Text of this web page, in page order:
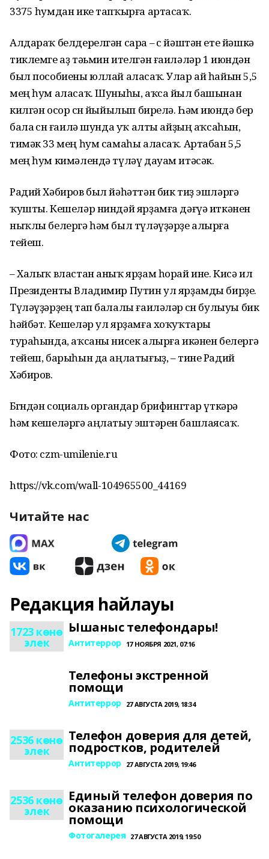
3375 һумдан ике тапҡырға артасаҡ.
Алдараҡ белдерелгән сара – өс йәштән ете йәшкә
тиклемге аҙ тәьмин ителгән ғаиләләр 1 июндән
был пособиены юллай аласаҡ. Улар ай һайын 5,5
мең һум аласаҡ. Шуныһы, аҡса йыл башынан
килгән осор өсөн йыйылып бирелә. Һәм июндә бер
бала өсөн ғаилә шунда уҡ алты айҙың аҡсаһын,
тимәк 33 мең һум самаһы аласаҡ. Артабан 5,5
мең һум кимәлендә түләү дауам итәсәк.
Радий Хәбиров был йәһәттән бик тиҙ эшләргә
ҡушты. Кешеләр ниндәй ярҙамға дәғүә иткәнен
ныҡлы белергә һәм был түләүҙәрҙе алырға
тейеш.
– Халыҡ властан аныҡ ярҙам һорай ине. Кисә ил
Президенты Владимир Путин ул ярҙамды бирҙе.
Түләүҙәрҙең тап балалы ғаиләләр өсөн булыуы бик
һәйбәт. Кешеләр ул ярҙамға хоҡуҡтары
тураһында, аҡсаны нисек алырға икәнен белергә
тейеш, барыһын да аңлатығыҙ, – тине Радий
Хәбиров.
Бөгөндән социаль органдар брифингтар үткәрә
һәм кешеләргә аңлатыу эштәрен башлаясаҡ.
Фото: czm-umilenie.ru
https://vk.com/wall-104965500_44169
Читайте нас
Редакция һайлауы
1723 көнө
элек
Ышаныс телефондары!
Антитеррор 17 НОЯБРЯ 2021, 07:16
Телефоны экстренной
помощи
Антитеррор 27 АВГУСТА 2019, 18:34
2536 көнө
элек
Телефон доверия для детей,
подростков, родителей
Антитеррор 27 АВГУСТА 2019, 19:46
2536 көнө
элек
Единый телефон доверия по
оказанию психологической
помощи
Фотогалерея 27 АВГУСТА 2019, 19:50